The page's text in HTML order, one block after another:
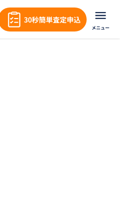
30秒簡単査定申込
メニュー